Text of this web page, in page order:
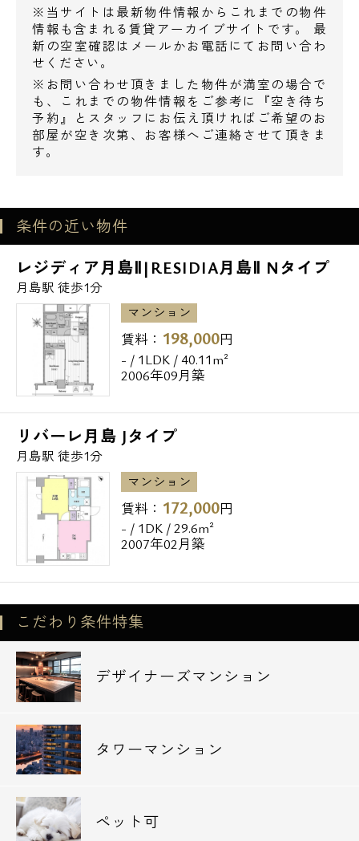
※当サイトは最新物件情報からこれまでの物件
情報も含まれる賃貸アーカイブサイトです。 最
新の空室確認はメールかお電話にてお問い合わ
せください。
※お問い合わせ頂きました物件が満室の場合で
も、これまでの物件情報をご参考に『空き待ち
予約』とスタッフにお伝え頂ければご希望のお
部屋が空き次第、お客様へご連絡させて頂きま
す。
条件の近い物件
レジディア月島Ⅱ|RESIDIA月島Ⅱ Nタイプ
月島駅 徒歩1分
マンション
賃料： 198,000円
- / 1LDK / 40.11m²
2006年09月築
リバーレ月島 Jタイプ
月島駅 徒歩1分
マンション
賃料： 172,000円
- / 1DK / 29.6m²
2007年02月築
こだわり条件特集
デザイナーズマンション
タワーマンション
ペット可